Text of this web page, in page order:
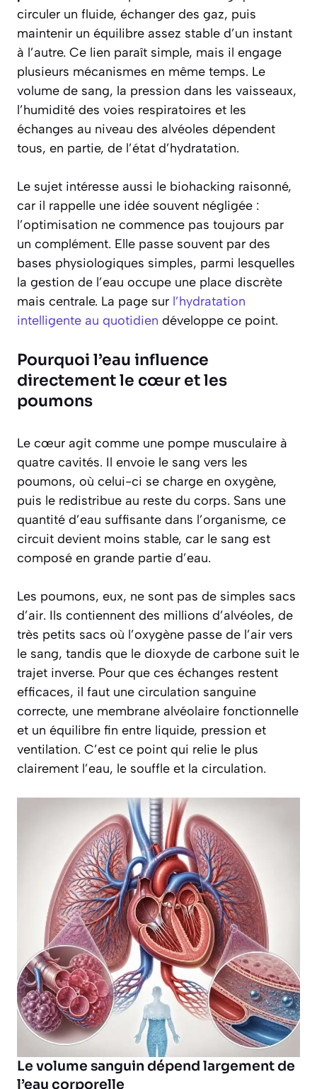
circuler un fluide, échanger des gaz, puis
maintenir un équilibre assez stable d’un instant
à l’autre. Ce lien paraît simple, mais il engage
plusieurs mécanismes en même temps. Le
volume de sang, la pression dans les vaisseaux,
l’humidité des voies respiratoires et les
échanges au niveau des alvéoles dépendent
tous, en partie, de l’état d’hydratation.
Le sujet intéresse aussi le biohacking raisonné,
car il rappelle une idée souvent négligée :
l’optimisation ne commence pas toujours par
un complément. Elle passe souvent par des
bases physiologiques simples, parmi lesquelles
la gestion de l’eau occupe une place discrète
mais centrale. La page sur l’hydratation
intelligente au quotidien développe ce point.
Pourquoi l’eau influence
directement le cœur et les
poumons
Le cœur agit comme une pompe musculaire à
quatre cavités. Il envoie le sang vers les
poumons, où celui-ci se charge en oxygène,
puis le redistribue au reste du corps. Sans une
quantité d’eau suffisante dans l’organisme, ce
circuit devient moins stable, car le sang est
composé en grande partie d’eau.
Les poumons, eux, ne sont pas de simples sacs
d’air. Ils contiennent des millions d’alvéoles, de
très petits sacs où l’oxygène passe de l’air vers
le sang, tandis que le dioxyde de carbone suit le
trajet inverse. Pour que ces échanges restent
efficaces, il faut une circulation sanguine
correcte, une membrane alvéolaire fonctionnelle
et un équilibre fin entre liquide, pression et
ventilation. C’est ce point qui relie le plus
clairement l’eau, le souffle et la circulation.
Le volume sanguin dépend largement de
l’eau corporelle